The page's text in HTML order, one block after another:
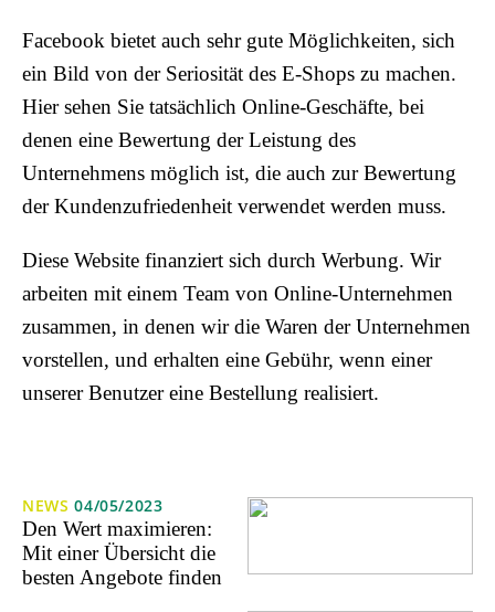
Facebook bietet auch sehr gute Möglichkeiten, sich
ein Bild von der Seriosität des E-Shops zu machen.
Hier sehen Sie tatsächlich Online-Geschäfte, bei
denen eine Bewertung der Leistung des
Unternehmens möglich ist, die auch zur Bewertung
der Kundenzufriedenheit verwendet werden muss.
Diese Website finanziert sich durch Werbung. Wir
arbeiten mit einem Team von Online-Unternehmen
zusammen, in denen wir die Waren der Unternehmen
vorstellen, und erhalten eine Gebühr, wenn einer
unserer Benutzer eine Bestellung realisiert.
NEWS 04/05/2023
Den Wert maximieren:
Mit einer Übersicht die
besten Angebote finden